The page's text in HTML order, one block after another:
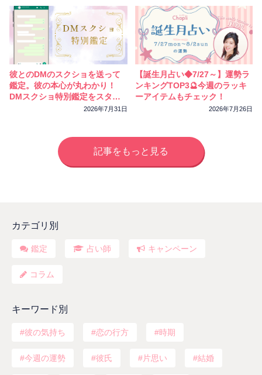
彼とのDMのスクショを送って
鑑定。彼の本心が丸わかり！
DMスクショ特別鑑定をスター
2026年7月31日
【誕生月占い◆7/27～】運勢ラ
ンキングTOP3🔮今週のラッキ
ーアイテムもチェック！
2026年7月26日
記事をもっと見る
カテゴリ別
鑑定 占い師 キャンペーン
コラム
キーワード別
彼の気持ち 恋の行方 時期
今週の運勢 彼氏 片思い 結婚